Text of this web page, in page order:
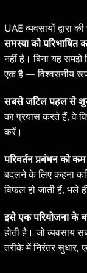
UAE व्यवसायों द्वारा
समस्या को
नहीं है। बिना यह
एक है — विश्वसनीय रूप
सबसे जटिल पहल से
का प्रयास करते हैं, वे
करें।
परिवर्तन प्रबंधन को
बदलने के लिए कहना
विफल हो जाती हैं, भले
इसे एक परियोजना के
होती है। जो व्यवसाय
तरीके में निरंतर सुधार,